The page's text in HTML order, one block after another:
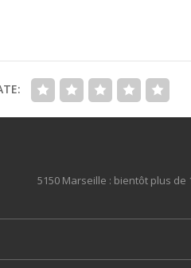
5150 Marseille : bientôt plus de